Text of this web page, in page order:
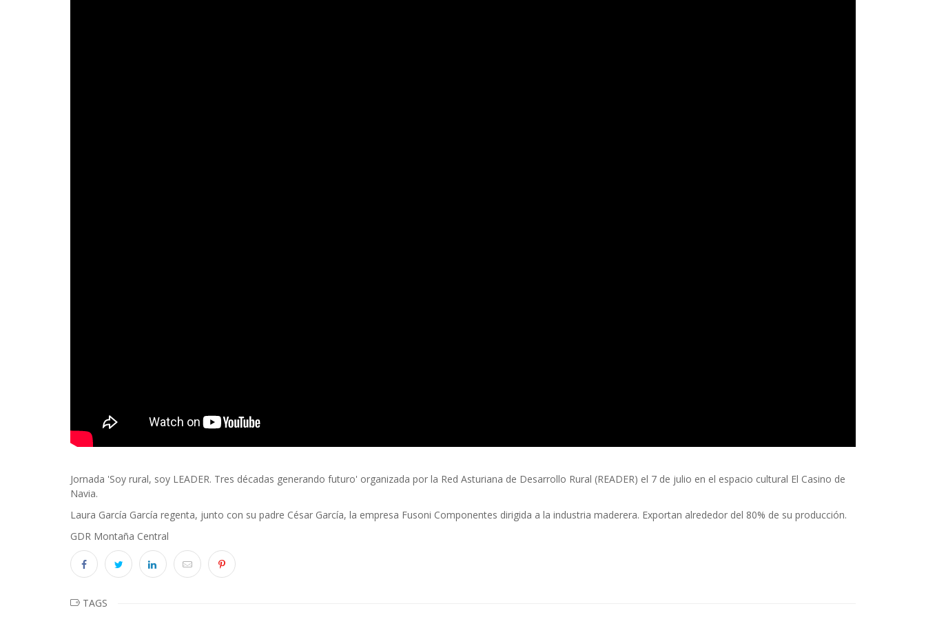
Jornada 'Soy rural, soy LEADER. Tres décadas generando futuro' organizada por la Red Asturiana de Desarrollo Rural (READER) el 7 de julio en el espacio cultural El Casino de
Navia.
Laura García García regenta, junto con su padre César García, la empresa Fusoni Componentes dirigida a la industria maderera. Exportan alrededor del 80% de su producción.
GDR Montaña Central
TAGS